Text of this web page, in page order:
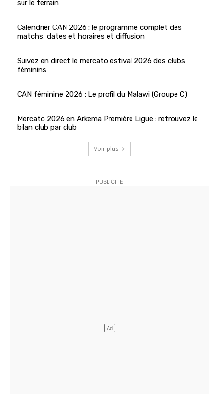
sur le terrain
Calendrier CAN 2026 : le programme complet des
matchs, dates et horaires et diffusion
Suivez en direct le mercato estival 2026 des clubs
féminins
CAN féminine 2026 : Le profil du Malawi (Groupe C)
Mercato 2026 en Arkema Première Ligue : retrouvez le
bilan club par club
Voir plus